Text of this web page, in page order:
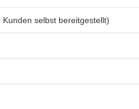
selbst bereitgestellt)